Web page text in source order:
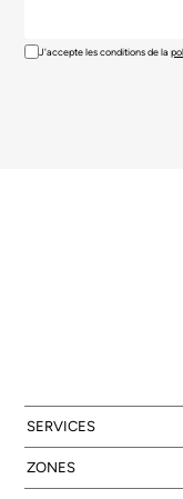
J'accepte les conditions de la
SERVICES
ZONES